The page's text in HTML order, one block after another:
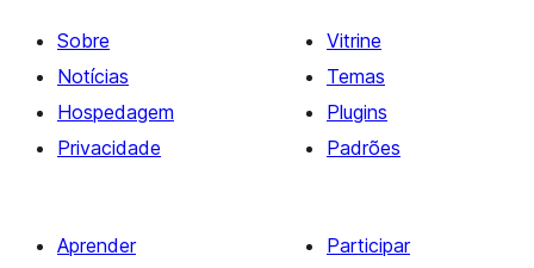
Sobre
Notícias
Hospedagem
Privacidade
Vitrine
Temas
Plugins
Padrões
Aprender
Participar